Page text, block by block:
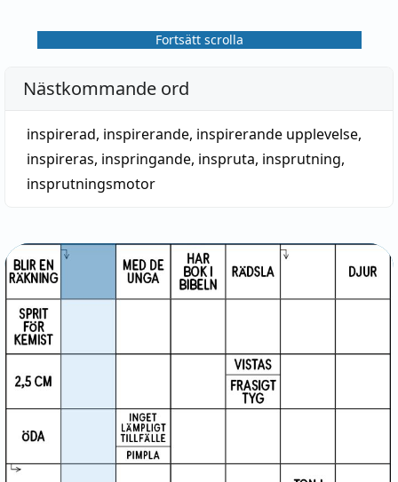
Fortsätt scrolla
Nästkommande ord
inspirerad, inspirerande, inspirerande upplevelse,
inspireras, inspringande, inspruta, insprutning,
insprutningsmotor